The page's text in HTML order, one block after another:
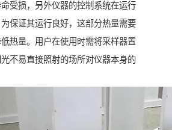
受损，另外仪器的控制系统在运行
保证其运行良好，这部分热量需要
热量。用户在使用时需将采样器置
不易直接照射的场所对仪器本身的